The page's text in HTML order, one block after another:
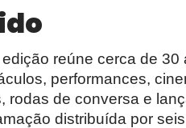
reúne cerca de 30
performances,
rodas de conversa e
distribuída por